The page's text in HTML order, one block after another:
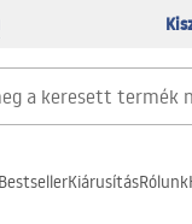
BestsellerKiárusításRólunk